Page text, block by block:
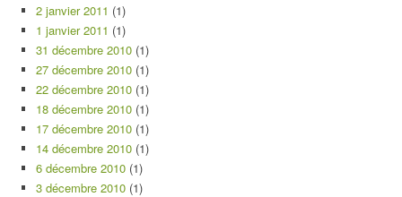
2 janvier 2011 (1)
1 janvier 2011 (1)
31 décembre 2010 (1)
27 décembre 2010 (1)
22 décembre 2010 (1)
18 décembre 2010 (1)
17 décembre 2010 (1)
14 décembre 2010 (1)
6 décembre 2010 (1)
3 décembre 2010 (1)